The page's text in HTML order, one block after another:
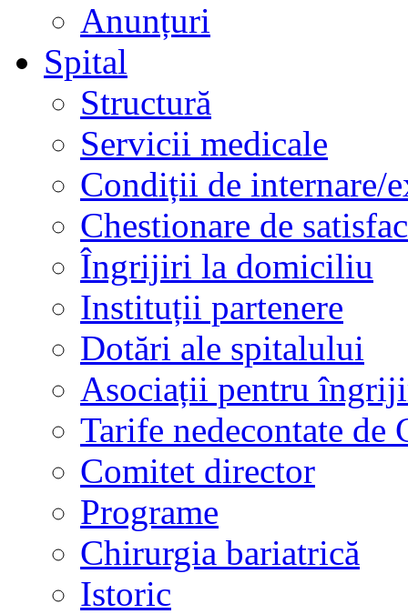
Anunțuri
Spital
Structură
Servicii medicale
Condiții de internare/
Chestionare de
Îngrijiri la domiciliu
Instituții partenere
Dotări ale spitalului
Asociații pentru
Tarife nedecontate de
Comitet director
Programe
Chirurgia bariatrică
Istoric